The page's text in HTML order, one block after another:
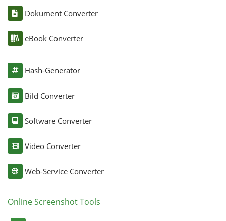
Dokument Converter
eBook Converter
Hash-Generator
Bild Converter
Software Converter
Video Converter
Web-Service Converter
Online Screenshot Tools